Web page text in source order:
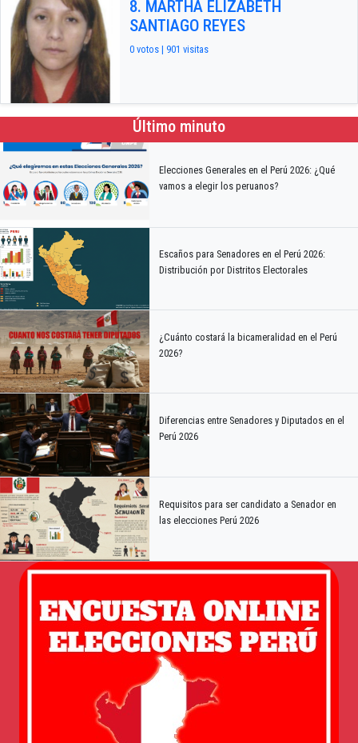
8. MARTHA ELIZABETH
SANTIAGO REYES
0 votos | 901 visitas
Último minuto
Elecciones Generales en el Perú 2026: ¿Qué
vamos a elegir los peruanos?
Escaños para Senadores en el Perú 2026:
Distribución por Distritos Electorales
¿Cuánto costará la bicameralidad en el Perú
2026?
Diferencias entre Senadores y Diputados en el
Perú 2026
Requisitos para ser candidato a Senador en
las elecciones Perú 2026